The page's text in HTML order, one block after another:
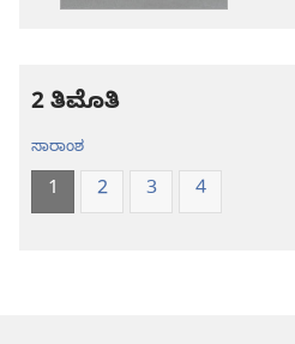
2 ತಿಮೊತಿ
ಸಾರಾಂಶ
1 2 3 4